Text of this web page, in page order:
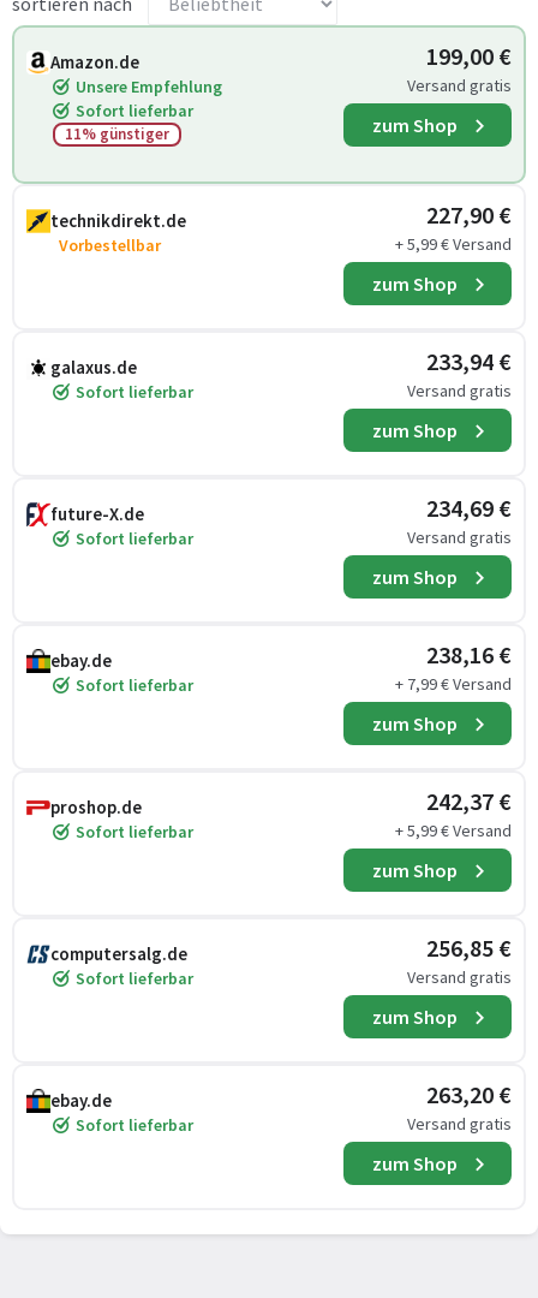
Amazon.de
Unsere Empfehlung
Sofort lieferbar
11% günstiger
199,00 €
Versand gratis
zum Shop
technikdirekt.de
Vorbestellbar
227,90 €
+ 5,99 € Versand
zum Shop
galaxus.de
Sofort lieferbar
233,94 €
Versand gratis
zum Shop
future-X.de
Sofort lieferbar
234,69 €
Versand gratis
zum Shop
ebay.de
Sofort lieferbar
238,16 €
+ 7,99 € Versand
zum Shop
proshop.de
Sofort lieferbar
242,37 €
+ 5,99 € Versand
zum Shop
computersalg.de
Sofort lieferbar
256,85 €
Versand gratis
zum Shop
ebay.de
Sofort lieferbar
263,20 €
Versand gratis
zum Shop